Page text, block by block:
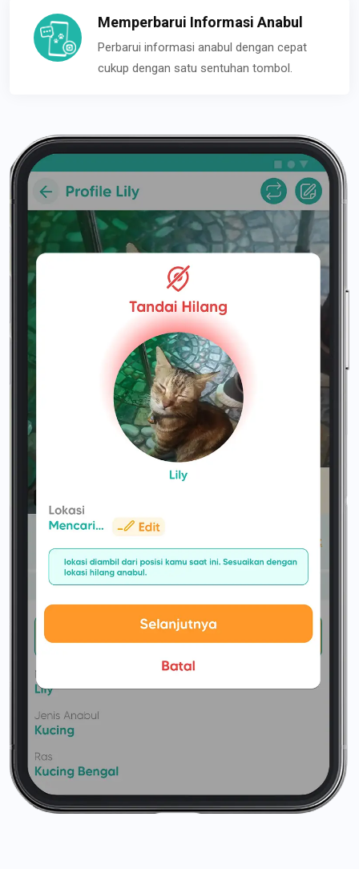
Memperbarui Informasi Anabul
Perbarui informasi anabul dengan cepat
cukup dengan satu sentuhan tombol.